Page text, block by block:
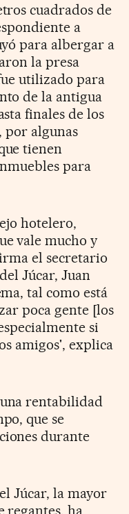
cuadrados de
a
para albergar a
la presa
utilizado para
de la antigua
finales de los
por algunas
tienen
para
hotelero,
vale mucho y
el secretario
Júcar, Juan
tal como está
poca gente [los
si
amigos', explica
rentabilidad
que se
durante
Júcar, la mayor
regantes, ha